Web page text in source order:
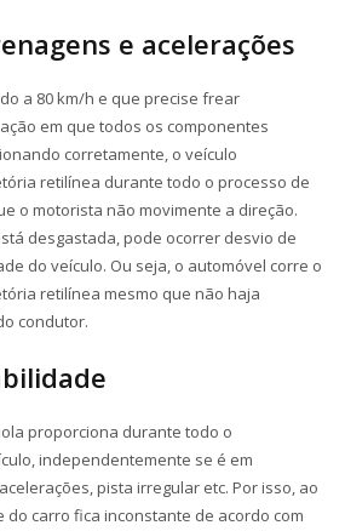
e acelerações
a 80 km/h e que precise frear
em que todos os componentes
corretamente, o veículo
retilínea durante todo o processo de
o motorista não movimente a direção.
desgastada, pode ocorrer desvio de
do veículo. Ou seja, o automóvel corre o
retilínea mesmo que não haja
condutor.
proporciona durante todo o
independentemente se é em
pista irregular etc. Por isso, ao
carro fica inconstante de acordo com